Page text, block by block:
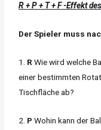
R + P + T + F -Effekt
Der Spieler muss
1. R Wie wird welche
einer bestimmten
Tischfläche ab?
2. P Wohin kann der